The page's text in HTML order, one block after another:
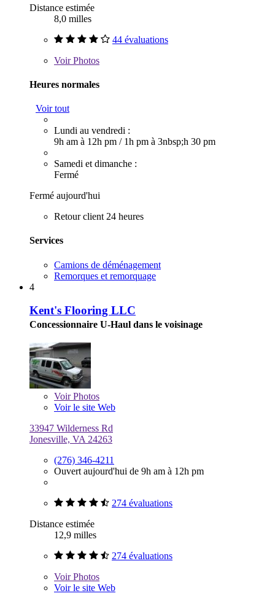
Distance estimée
8,0 milles
44 évaluations
VoirPhotos
Heures normales
Voir tout
Lundi au vendredi :
9h am à 12h pm / 1h pm à 3nbsp;h 30 pm
Samedi et dimanche :
Fermé
Fermé aujourd'hui
Retour client 24 heures
Services
Camions de déménagement
Remorques et remorquage
4
Kent's Flooring LLC
Concessionnaire U-Haul dans le voisinage
VoirPhotos
Voir le site Web
33947 Wilderness Rd
Jonesville, VA 24263
(276) 346-4211
Ouvert aujourd'hui de 9h am à 12h pm
274 évaluations
Distance estimée
12,9 milles
274 évaluations
VoirPhotos
Voir le site Web